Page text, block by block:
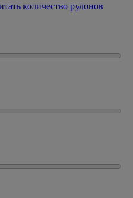
количество рулонов